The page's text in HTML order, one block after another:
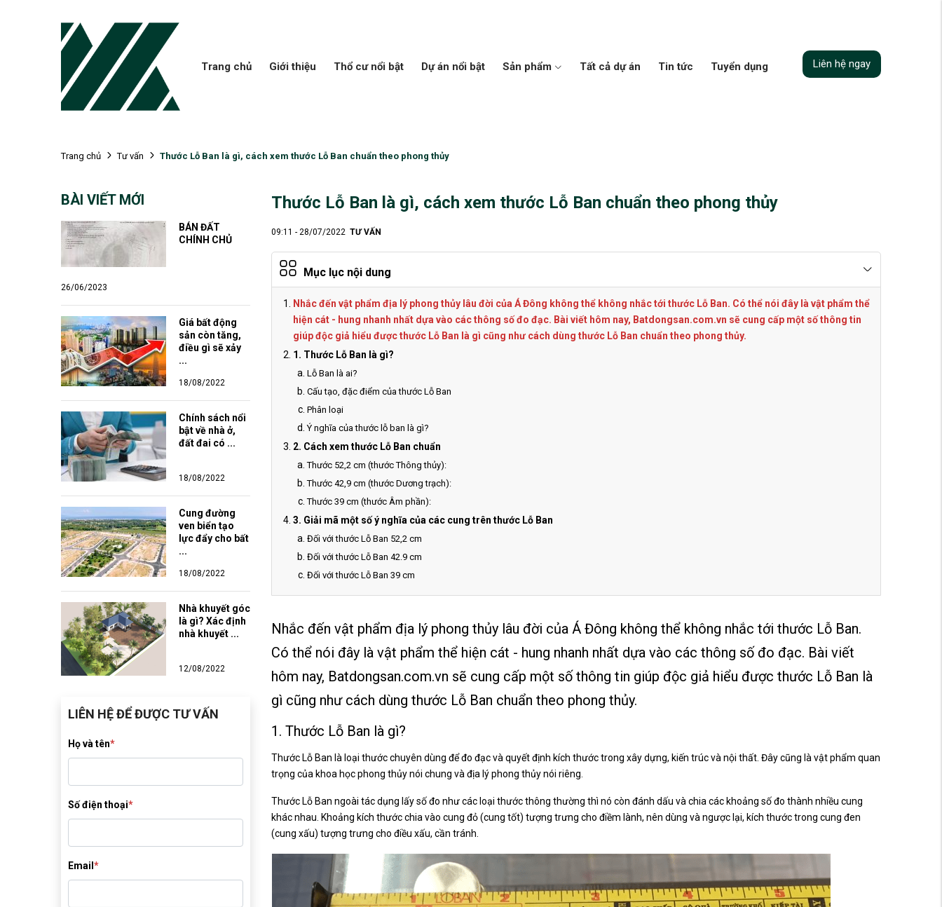
Trang chủ Giới thiệu Thổ cư nổi bật Dự án nổi bật Sản phẩm Tất cả dự án Tin tức Tuyển dụng Liên hệ ngay
Trang chủ Tư vấn Thước Lỗ Ban là gì, cách xem thước Lỗ Ban chuẩn theo phong thủy
BÀI VIẾT MỚI
BÁN ĐẤT
CHÍNH CHỦ
26/06/2023
Giá bất động
sản còn tăng,
điều gì sẽ xảy
...
18/08/2022
Chính sách nổi
bật về nhà ở,
đất đai có ...
18/08/2022
Cung đường
ven biển tạo
lực đẩy cho bất
...
18/08/2022
Nhà khuyết góc
là gì? Xác định
nhà khuyết ...
12/08/2022
LIÊN HỆ ĐỂ ĐƯỢC TƯ VẤN
Họ và tên*
Số điện thoại*
Email *
Thước Lỗ Ban là gì, cách xem thước Lỗ Ban chuẩn theo phong thủy
09:11 - 28/07/2022 TƯ VẤN
Mục lục nội dung
Nhắc đến vật phẩm địa lý phong thủy lâu đời của Á Đông không thể không nhắc tới thước Lỗ Ban. Có thể nói đây là vật phẩm thể
hiện cát - hung nhanh nhất dựa vào các thông số đo đạc. Bài viết hôm nay, Batdongsan.com.vn sẽ cung cấp một số thông tin
giúp độc giả hiểu được thước Lỗ Ban là gì cũng như cách dùng thước Lỗ Ban chuẩn theo phong thủy.
1. Thước Lỗ Ban là gì?
Lỗ Ban là ai?
Cấu tạo, đặc điểm của thước Lỗ Ban
Phân loại
Ý nghĩa của thước lỗ ban là gì?
2. Cách xem thước Lỗ Ban chuẩn
Thước 52,2 cm (thước Thông thủy):
Thước 42,9 cm (thước Dương trạch):
Thước 39 cm (thước Âm phần):
3. Giải mã một số ý nghĩa của các cung trên thước Lỗ Ban
Đối với thước Lỗ Ban 52,2 cm
Đối với thước Lỗ Ban 42.9 cm
Đối với thước Lỗ Ban 39 cm
Nhắc đến vật phẩm địa lý phong thủy lâu đời của Á Đông không thể không nhắc tới thước Lỗ Ban.
Có thể nói đây là vật phẩm thể hiện cát - hung nhanh nhất dựa vào các thông số đo đạc. Bài viết
hôm nay, Batdongsan.com.vn sẽ cung cấp một số thông tin giúp độc giả hiểu được thước Lỗ Ban là
gì cũng như cách dùng thước Lỗ Ban chuẩn theo phong thủy.
1. Thước Lỗ Ban là gì?
Thước Lỗ Ban là loại thước chuyên dùng để đo đạc và quyết định kích thước trong xây dựng, kiến trúc và nội thất. Đây cũng là vật phẩm quan
trọng của khoa học phong thủy nói chung và địa lý phong thủy nói riêng.
Thước Lỗ Ban ngoài tác dụng lấy số đo như các loại thước thông thường thì nó còn đánh dấu và chia các khoảng số đo thành nhiều cung
khác nhau. Khoảng kích thước chia vào cung đỏ (cung tốt) tượng trưng cho điềm lành, nên dùng và ngược lại, kích thước trong cung đen
(cung xấu) tượng trưng cho điều xấu, cần tránh.